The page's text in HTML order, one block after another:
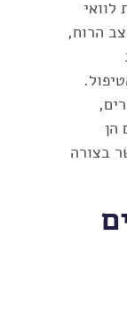
הרוח,
הן
בצורה